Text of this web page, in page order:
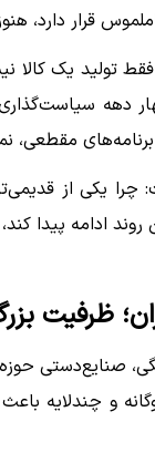
قرار دارد،
تولید یک
دهه
مقطعی،
یکی از
ادامه پیدا
ظرفیت
صنایع‌دستی
و چندلایه